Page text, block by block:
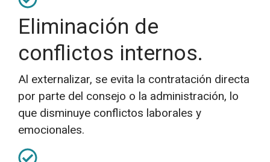
Eliminación de
conflictos internos.
Al externalizar, se evita la contratación directa
por parte del consejo o la administración, lo
que disminuye conflictos laborales y
emocionales.